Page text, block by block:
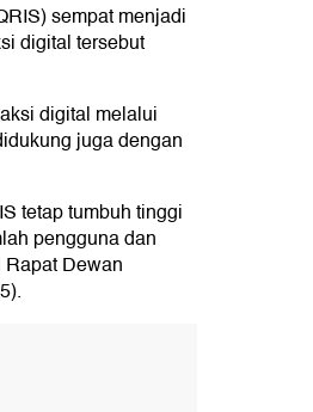
sempat menjadi
digital tersebut
digital melalui
juga dengan
tetap tumbuh tinggi
pengguna dan
Dewan